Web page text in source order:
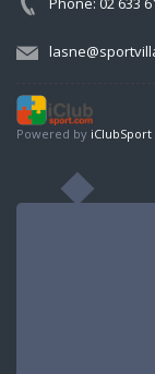
Powered by iClubSport